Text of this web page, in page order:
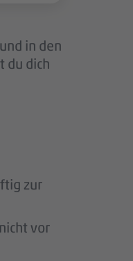
in den
du dich
zur
vor